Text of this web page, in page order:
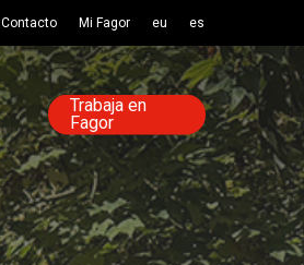
Contacto Mi Fagor eu es
Trabaja en
Fagor